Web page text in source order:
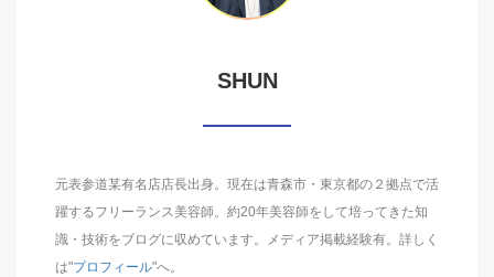
SHUN
元表参道某有名店店長出身。現在は青森市・東京都の２拠点で活
躍するフリーランス美容師。約20年美容師をして培ってきた知
識・技術をブログに収めています。メディア掲載経験有。詳しく
は"プロフィール"へ。